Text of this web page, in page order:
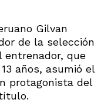
Gilvan
de la selección
entrenador, que
años, asumió el
protagonista del